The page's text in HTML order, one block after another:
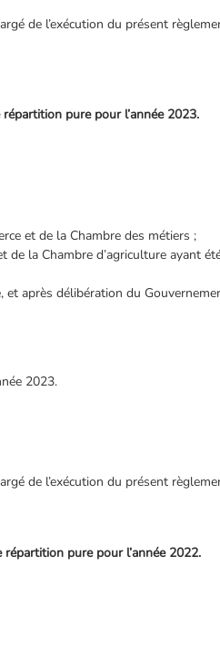
de l’exécution du présent
pure pour l’année 2023.
et de la Chambre des métiers ;
la Chambre d’agriculture ayant
après délibération du
2023.
de l’exécution du présent
pure pour l’année 2022.